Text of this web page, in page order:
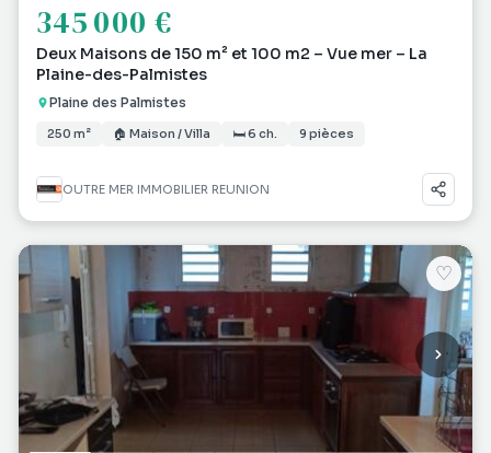
345 000 €
Deux Maisons de 150 m² et 100 m2 – Vue mer – La
Plaine-des-Palmistes
Plaine des Palmistes
250 m² 🏠 Maison / Villa 🛏 6 ch. 9 pièces
OUTRE MER IMMOBILIER REUNION
♡